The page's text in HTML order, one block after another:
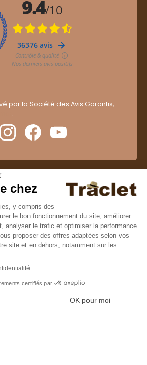
par la Société des Avis Garantis,
.
Entrepôt stockage
Traclet
14 Impasse Bardin
traclet.com
Boutique